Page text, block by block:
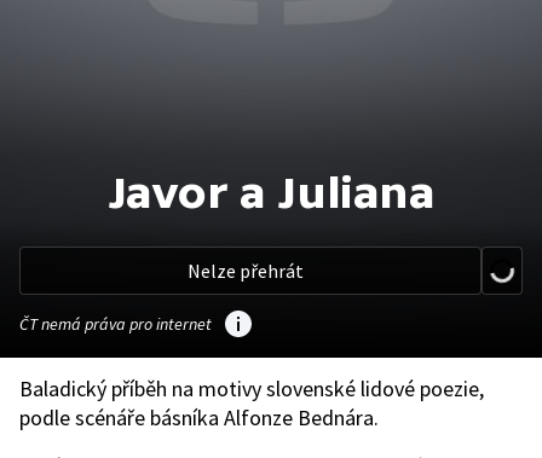
Javor a Juliana
Nelze přehrát
ČT nemá práva pro internet
Baladický příběh na motivy slovenské lidové poezie,
podle scénáře básníka Alfonze Bednára.